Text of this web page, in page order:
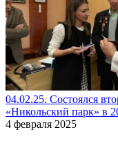
04.02.25. Состоялся
«Никольский парк» в
4 февраля 2025